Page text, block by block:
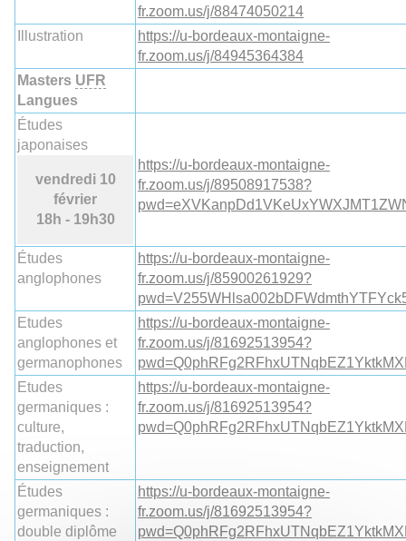
fr.zoom.us/j/88474050214
Illustration
https://u-bordeaux-montaigne-
fr.zoom.us/j/84945364384
Masters UFR
Langues
Études
japonaises
vendredi 10
février
18h - 19h30
https://u-bordeaux-montaigne-
fr.zoom.us/j/89508917538?
Études
anglophones
https://u-bordeaux-montaigne-
fr.zoom.us/j/85900261929?
Etudes
anglophones et
germanophones
https://u-bordeaux-montaigne-
fr.zoom.us/j/81692513954?
Etudes
germaniques :
culture,
traduction,
enseignement
https://u-bordeaux-montaigne-
fr.zoom.us/j/81692513954?
Études
germaniques :
double diplôme
https://u-bordeaux-montaigne-
fr.zoom.us/j/81692513954?